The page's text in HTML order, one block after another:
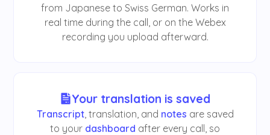
from Japanese to Swiss German. Works in
real time during the call, or on the Webex
recording you upload afterward.
Your translation is saved
Transcript, translation, and notes are saved
to your dashboard after every call, so